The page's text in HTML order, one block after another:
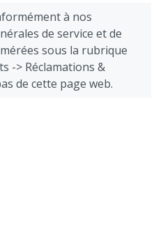
à nos
de service et de
sous la rubrique
-> Réclamations &
de cette page web.